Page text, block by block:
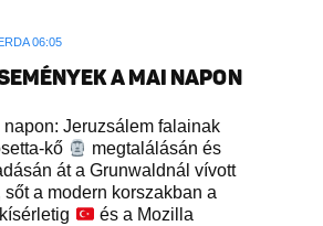
06:05
A MAI NAPON
napon: Jeruzsálem falainak
kő
megtalálásán és
át a Grunwaldnál vívott
sőt a modern korszakban a
és a Mozilla